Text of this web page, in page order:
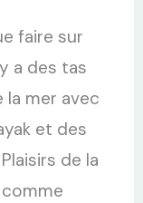
faire sur
a des tas
la mer avec
et des
de la